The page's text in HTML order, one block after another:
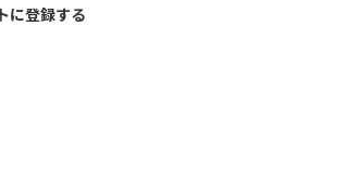
に登録する